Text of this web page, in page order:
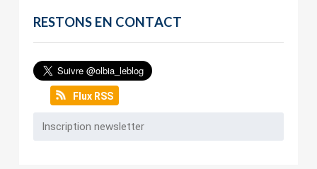
RESTONS EN CONTACT
Flux RSS